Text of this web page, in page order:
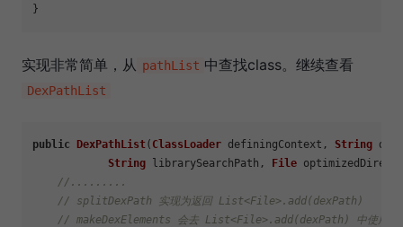
实现非常简单，从 pathList 中查找class。继续查看
DexPathList
public DexPathList( ClassLoader definingContext, String
String librarySearchPath, File
//.........
// splitDexPath 实现为返回 List<File>.add(dexPath)
// makeDexElements 会去 List<File>.add(dexPath) 中使用